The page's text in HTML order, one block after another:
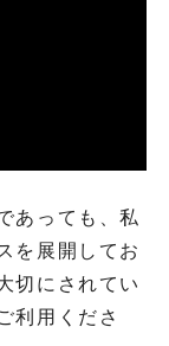
あっても、私
を展開してお
切にされてい
利用くださ